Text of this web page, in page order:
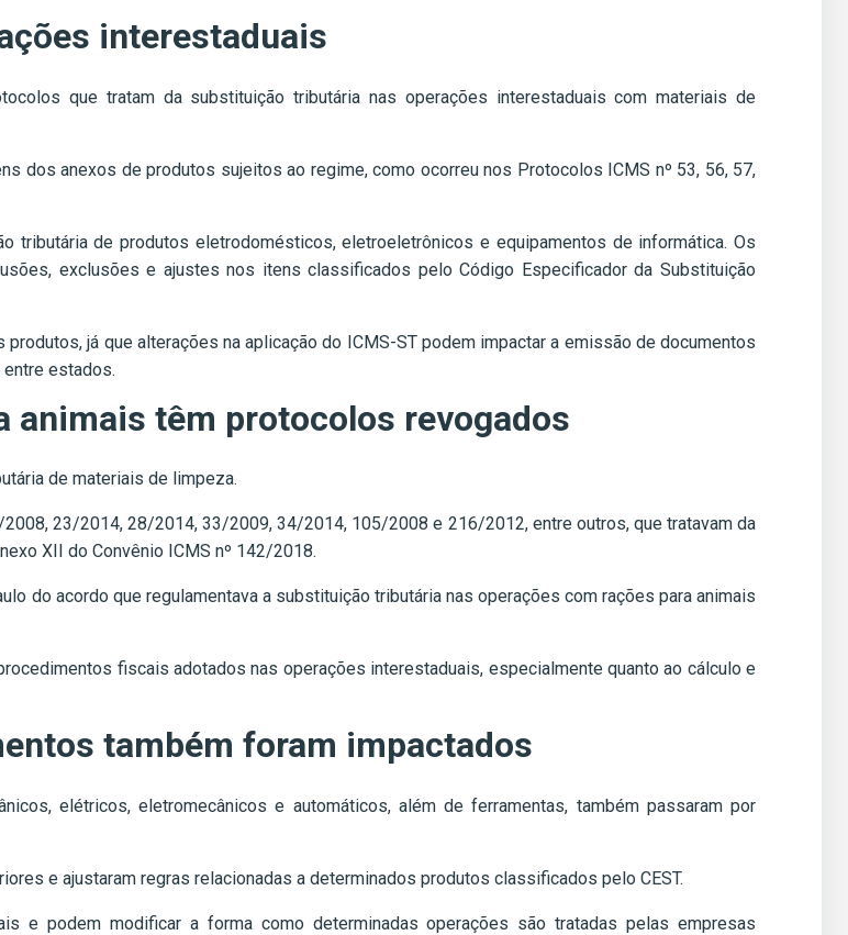
interestaduais
que tratam da substituição tributária nas operações interestaduais com materiais de
dos anexos de produtos sujeitos ao regime, como ocorreu nos Protocolos ICMS nº 53, 56, 57,
tributária de produtos eletrodomésticos, eletroeletrônicos e equipamentos de informática. Os
exclusões e ajustes nos itens classificados pelo Código Especificador da Substituição
já que alterações na aplicação do ICMS-ST podem impactar a emissão de documentos
estados.
animais têm protocolos revogados
de materiais de limpeza.
23/2014, 28/2014, 33/2009, 34/2014, 105/2008 e 216/2012, entre outros, que tratavam da
XII do Convênio ICMS nº 142/2018.
do acordo que regulamentava a substituição tributária nas operações com rações para animais
fiscais adotados nas operações interestaduais, especialmente quanto ao cálculo e
também foram impactados
elétricos, eletromecânicos e automáticos, além de ferramentas, também passaram por
e ajustaram regras relacionadas a determinados produtos classificados pelo CEST.
e podem modificar a forma como determinadas operações são tratadas pelas empresas